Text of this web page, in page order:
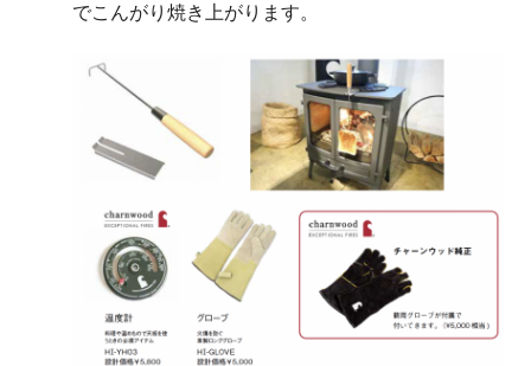
でこんがり焼き上がります。